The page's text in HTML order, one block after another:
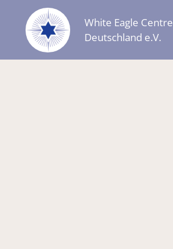
White Eagle Centre
Deutschland e.V.